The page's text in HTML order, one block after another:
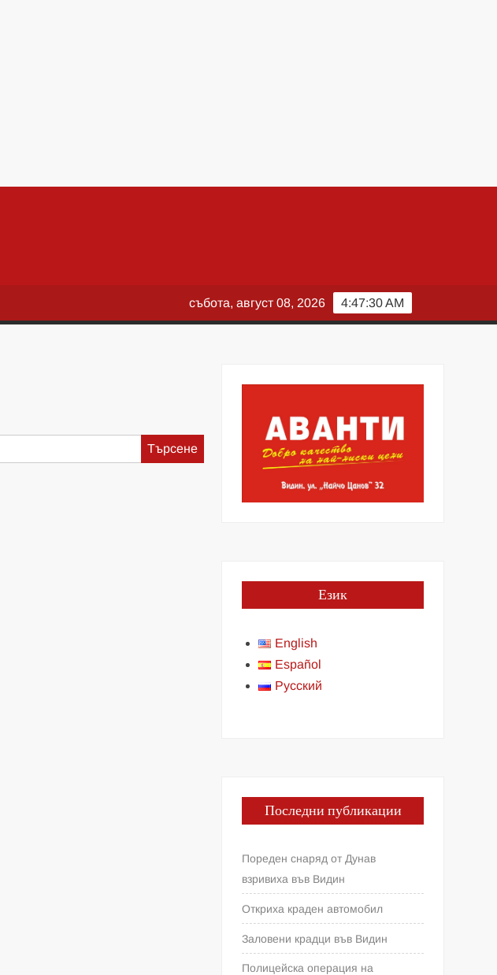
4:47:31 AM
събота, август 08, 2026
Търсене
за:
Език
English
Español
Русский
Последни публикации
Пореден снаряд от Дунав
взривиха във Видин
Откриха краден автомобил
Заловени крадци във Видин
Полицейска операция на